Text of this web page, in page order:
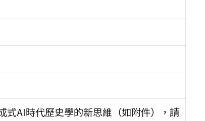
AI時代歷史學的新思維（如附件），請